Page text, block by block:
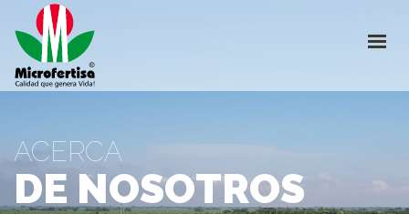
INGRESO PLATAFORMA
ACERCA
DE NOSOTROS